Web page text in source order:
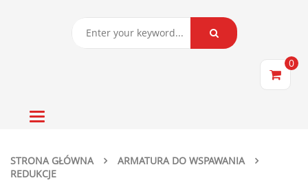
0
Toggle
STRONA GŁÓWNA
ARMATURA DO WSPAWANIA
REDUKCJE